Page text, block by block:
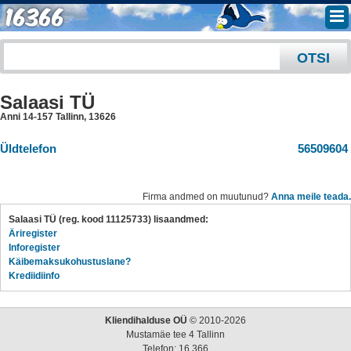
Salaasi TÜ
Anni 14-157 Tallinn, 13626
Üldtelefon 56509604
Firma andmed on muutunud? Anna meile teada.
Salaasi TÜ (reg. kood 11125733) lisaandmed:
Äriregister
Inforegister
Käibemaksukohustuslane?
Krediidiinfo
Kliendihalduse OÜ © 2010-2026
Mustamäe tee 4 Tallinn
Telefon: 16 366